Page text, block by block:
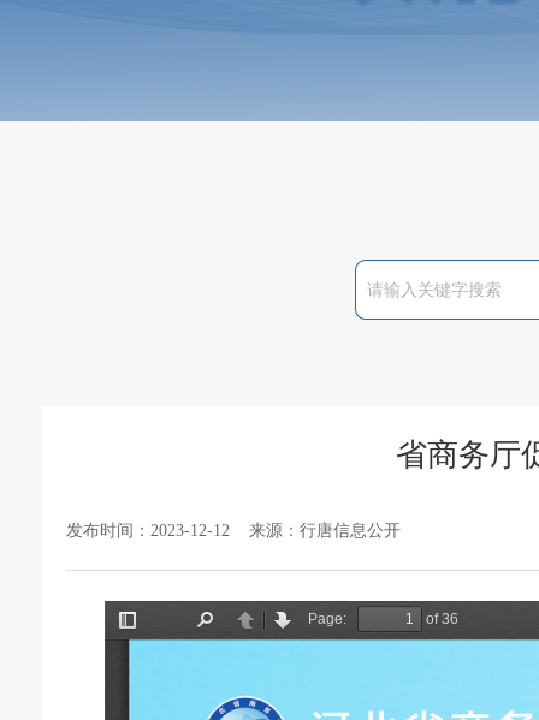
省商务厅
发布时间：2023-12-12 来源：行唐信息公开